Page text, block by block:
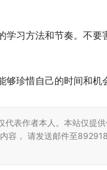
习方法和节奏。不
珍惜自己的时间和机
表作者本人。本站仅提
容， 请发送邮件至